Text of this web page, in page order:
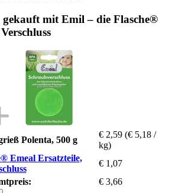
mit Emil – die Flasche®
Polenta, 500 g
€ 2,59 (€ 5,18 /
kg)
Emeal Ersatzteile,
€ 1,07
€ 3,66